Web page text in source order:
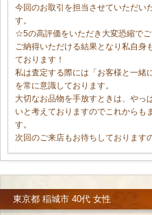
今回のお取引を担当させていただい
す。
☆5の高評価をいただき大変恐縮でご
ご納得いただける結果となり私自身
ております！
私は査定する際には「お客様と一緒
を常に意識しております。
大切なお品物を手放すときは、やっ
いと考えておりますのでこれからも
す。
次回のご来店もお待ちしております
東京都 稲城市 40代 女性